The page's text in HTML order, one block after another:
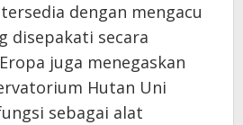
dengan mengacu
disepakati secara
juga menegaskan
Hutan Uni
sebagai alat